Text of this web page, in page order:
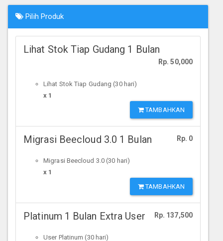
Pilih Produk
Lihat Stok Tiap Gudang 1 Bulan
Rp. 50,000
Lihat Stok Tiap Gudang (30 hari)
x 1
TAMBAHKAN
Migrasi Beecloud 3.0 1 Bulan Rp. 0
Migrasi Beecloud 3.0 (30 hari)
x 1
TAMBAHKAN
Platinum 1 Bulan Extra User Rp. 137,500
User Platinum (30 hari)